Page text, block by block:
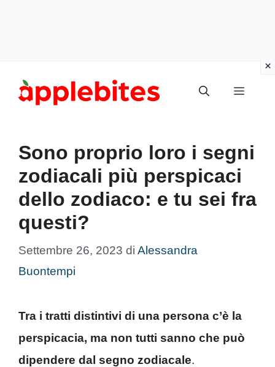
Menu
Sono proprio loro i segni
zodiacali più perspicaci
dello zodiaco: e tu sei fra
questi?
Settembre 26, 2023 di Alessandra
Buontempi
Tra i tratti distintivi di una persona c’è la
perspicacia, ma non tutti sanno che può
dipendere dal segno zodiacale.